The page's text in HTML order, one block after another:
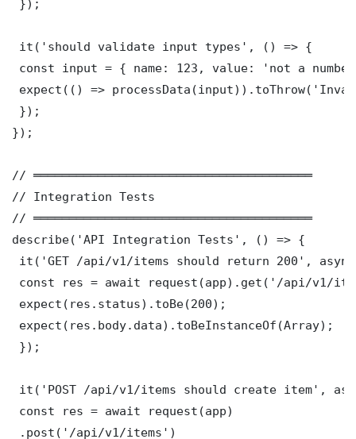
});
it('should validate input types', () => {
const input = { name: 123, value: 'not a
expect(() =>
});
});
// ═══════════════════════════════════════
// Integration Tests
// ═══════════════════════════════════════
describe('API Integration Tests', () => {
it('GET /api/v1/items should return 200',
const res = await request(app).get('/api/v1/
expect(res.status).toBe(200);
expect(res.body.data).toBeInstanceOf(Array);
});
it('POST /api/v1/items should create item',
const res = await request(app)
.post('/api/v1/items')